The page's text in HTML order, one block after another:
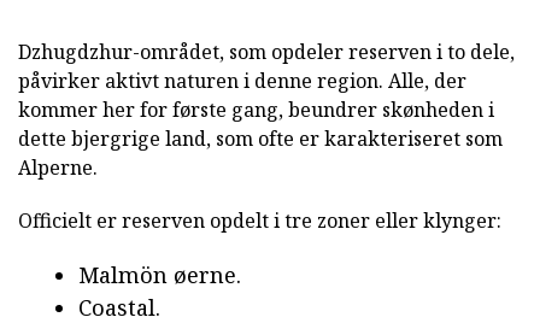
Dzhugdzhur-området, som opdeler reserven i to dele,
påvirker aktivt naturen i denne region. Alle, der
kommer her for første gang, beundrer skønheden i
dette bjergrige land, som ofte er karakteriseret som
Alperne.
Officielt er reserven opdelt i tre zoner eller klynger:
Malmön øerne.
Coastal.